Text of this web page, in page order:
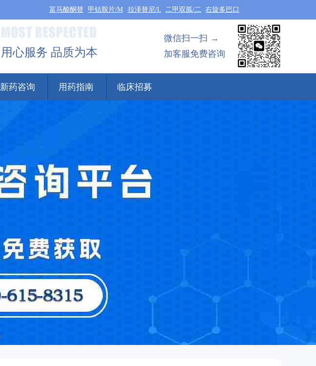
富马酸酮替 甲钴胺片/M 拉泽替尼/L 二甲双胍/二 右旋多巴口
用心服务 品质为本
微信扫一扫 →
加客服免费咨询
新药咨询 用药指南 临床招募